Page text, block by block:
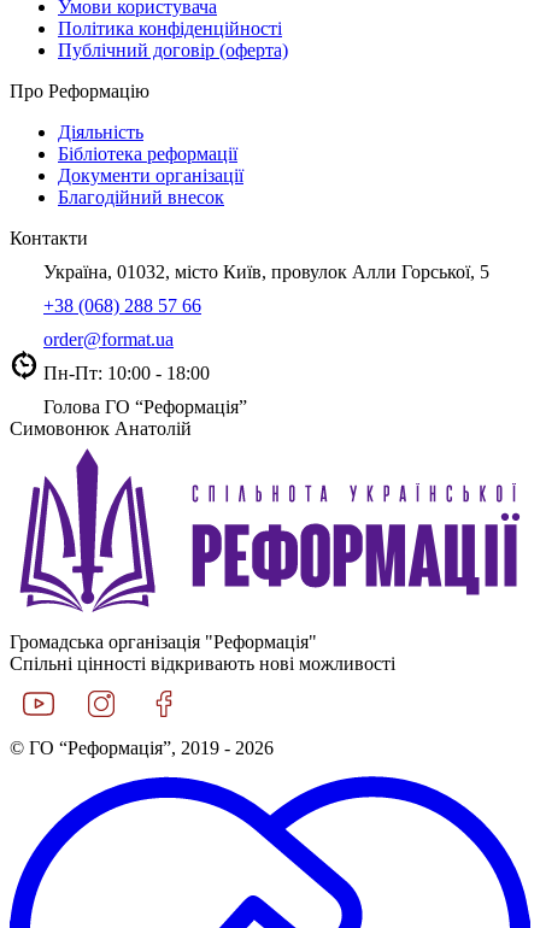
Умови користувача
Політика конфіденційності
Публічний договір (оферта)
Про Реформацію
Діяльність
Бібліотека реформації
Документи організації
Благодійний внесок
Контакти
Україна, 01032, місто Київ, провулок Алли Горської, 5
+38 (068) 288 57 66
order@format.ua
Пн-Пт: 10:00 - 18:00
Голова ГО “Реформація”
Симовонюк Анатолій
Громадська організація "Реформація"
Спільні цінності відкривають нові можливості
© ГО “Реформація”, 2019 - 2026